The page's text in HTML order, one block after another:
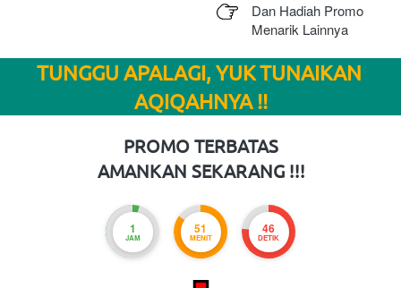
Dan Hadiah Promo
Menarik Lainnya
TUNGGU APALAGI, YUK TUNAIKAN
AQIQAHNYA !!
PROMO TERBATAS
AMANKAN SEKARANG !!!
1
JAM
51
MENIT
45
DETIK